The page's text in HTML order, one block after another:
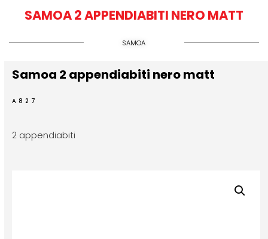
SAMOA 2 APPENDIABITI NERO MATT
SAMOA
Samoa 2 appendiabiti nero matt
A827
2 appendiabiti